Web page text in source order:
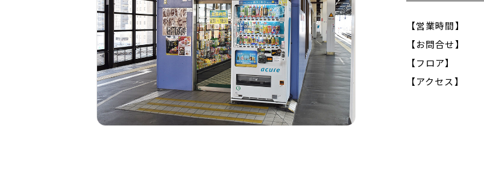
【営業時間】
【お問合せ】
【フロア】
【アクセス】